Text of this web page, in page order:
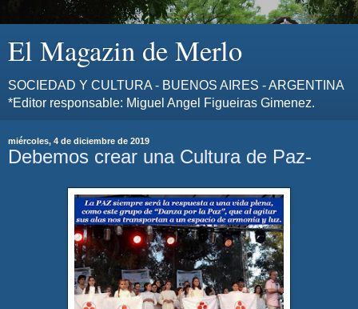
El Magazin de Merlo
SOCIEDAD Y CULTURA - BUENOS AIRES - ARGENTINA
*Editor responsable: Miguel Angel Figueiras Gimenez.
miércoles, 4 de diciembre de 2019
Debemos crear una Cultura de Paz-